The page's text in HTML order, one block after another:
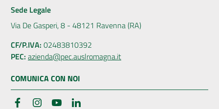
Sede Legale
Via De Gasperi, 8 - 48121 Ravenna (RA)
CF/P.IVA: 02483810392
PEC: azienda@pec.auslromagna.it
COMUNICA CON NOI
FacebookInstagramYouTube